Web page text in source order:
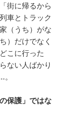
街に帰るから
車とトラック
（うち）がな
）だけでなく
こに行った
ない人ばかり
保護」ではな